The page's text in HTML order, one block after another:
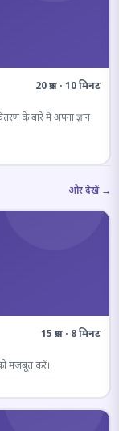
20 प्रश्न · 10 मिनट
के बारे में अपना ज्ञान
और देखें →
15 प्रश्न · 8 मिनट
मजबूत करें।